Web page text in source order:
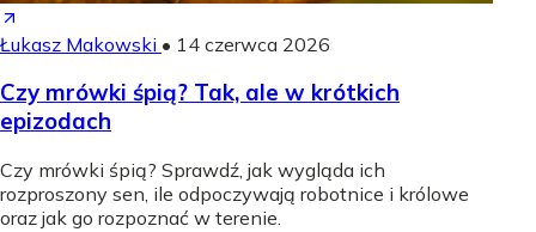
Łukasz Makowski • 14 czerwca 2026
Czy mrówki śpią? Tak, ale w krótkich
epizodach
Czy mrówki śpią? Sprawdź, jak wygląda ich
rozproszony sen, ile odpoczywają robotnice i królowe
oraz jak go rozpoznać w terenie.